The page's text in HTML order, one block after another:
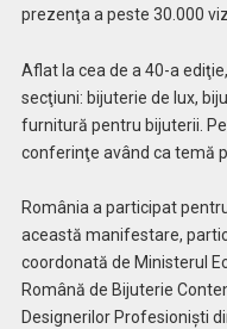
prezenţa a peste 30.000
Aflat la cea de a 40-a
secţiuni: bijuterie de lux,
furnitură pentru bijuterii.
conferinţe având ca temă
România a participat
această manifestare,
coordonată de Ministerul
Română de Bijuterie
Designerilor Profesionişti